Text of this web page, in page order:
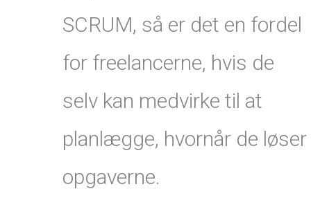
SCRUM, så er det en fordel
for freelancerne, hvis de
selv kan medvirke til at
planlægge, hvornår de løser
opgaverne.